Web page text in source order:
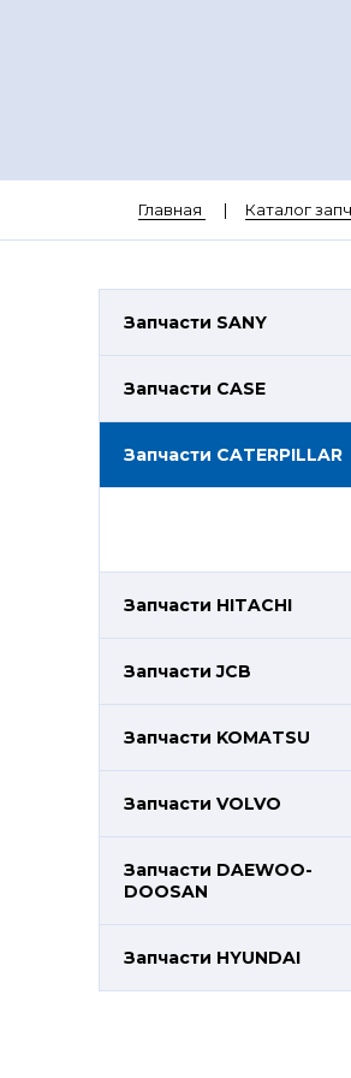
Главная Каталог
Запчасти SANY
Запчасти CASE
Запчасти CATERPILLAR
Запчасти HITACHI
Запчасти JCB
Запчасти KOMATSU
Запчасти VOLVO
Запчасти DAEWOO-
DOOSAN
Запчасти HYUNDAI